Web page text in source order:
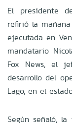
El presidente
refirió la
ejecutada en
mandatario
Fox News, el
desarrollo del
Lago, en el
Según señaló,